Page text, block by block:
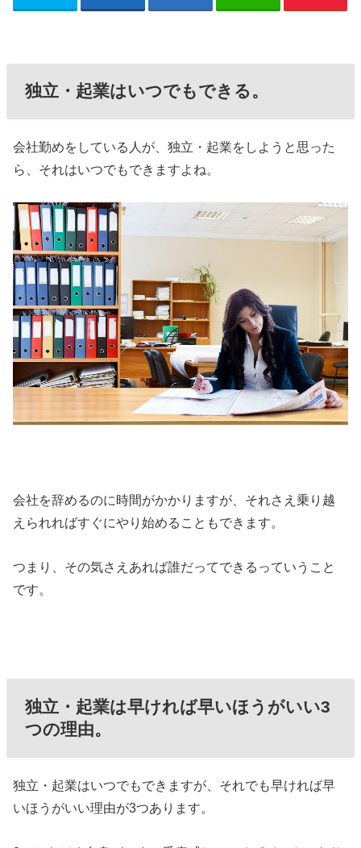
独立・起業はいつでもできる。
会社勤めをしている人が、独立・起業をしようと思った
ら、それはいつでもできますよね。
会社を辞めるのに時間がかかりますが、それさえ乗り越
えられればすぐにやり始めることもできます。
つまり、その気さえあれば誰だってできるっていうこと
です。
独立・起業は早ければ早いほうがいい3
つの理由。
独立・起業はいつでもできますが、それでも早ければ早
いほうがいい理由が3つあります。